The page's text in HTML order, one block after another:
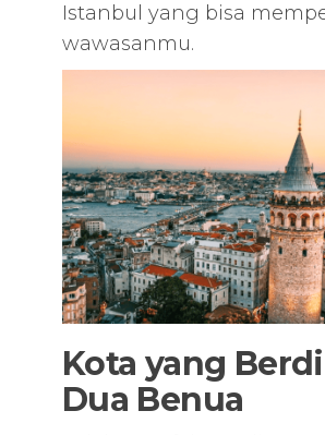
Istanbul yang bisa
wawasanmu.
Kota yang
Dua Benua